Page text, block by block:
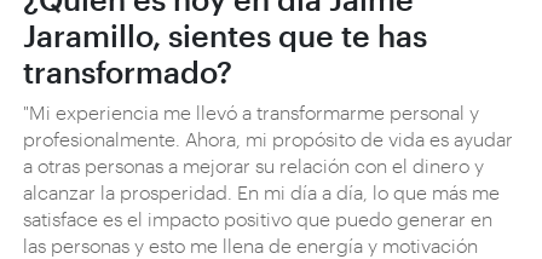
Jaramillo, sientes que te has
transformado?
"Mi experiencia me llevó a transformarme personal y
profesionalmente. Ahora, mi propósito de vida es ayudar
a otras personas a mejorar su relación con el dinero y
alcanzar la prosperidad. En mi día a día, lo que más me
satisface es el impacto positivo que puedo generar en
las personas y esto me llena de energía y motivación